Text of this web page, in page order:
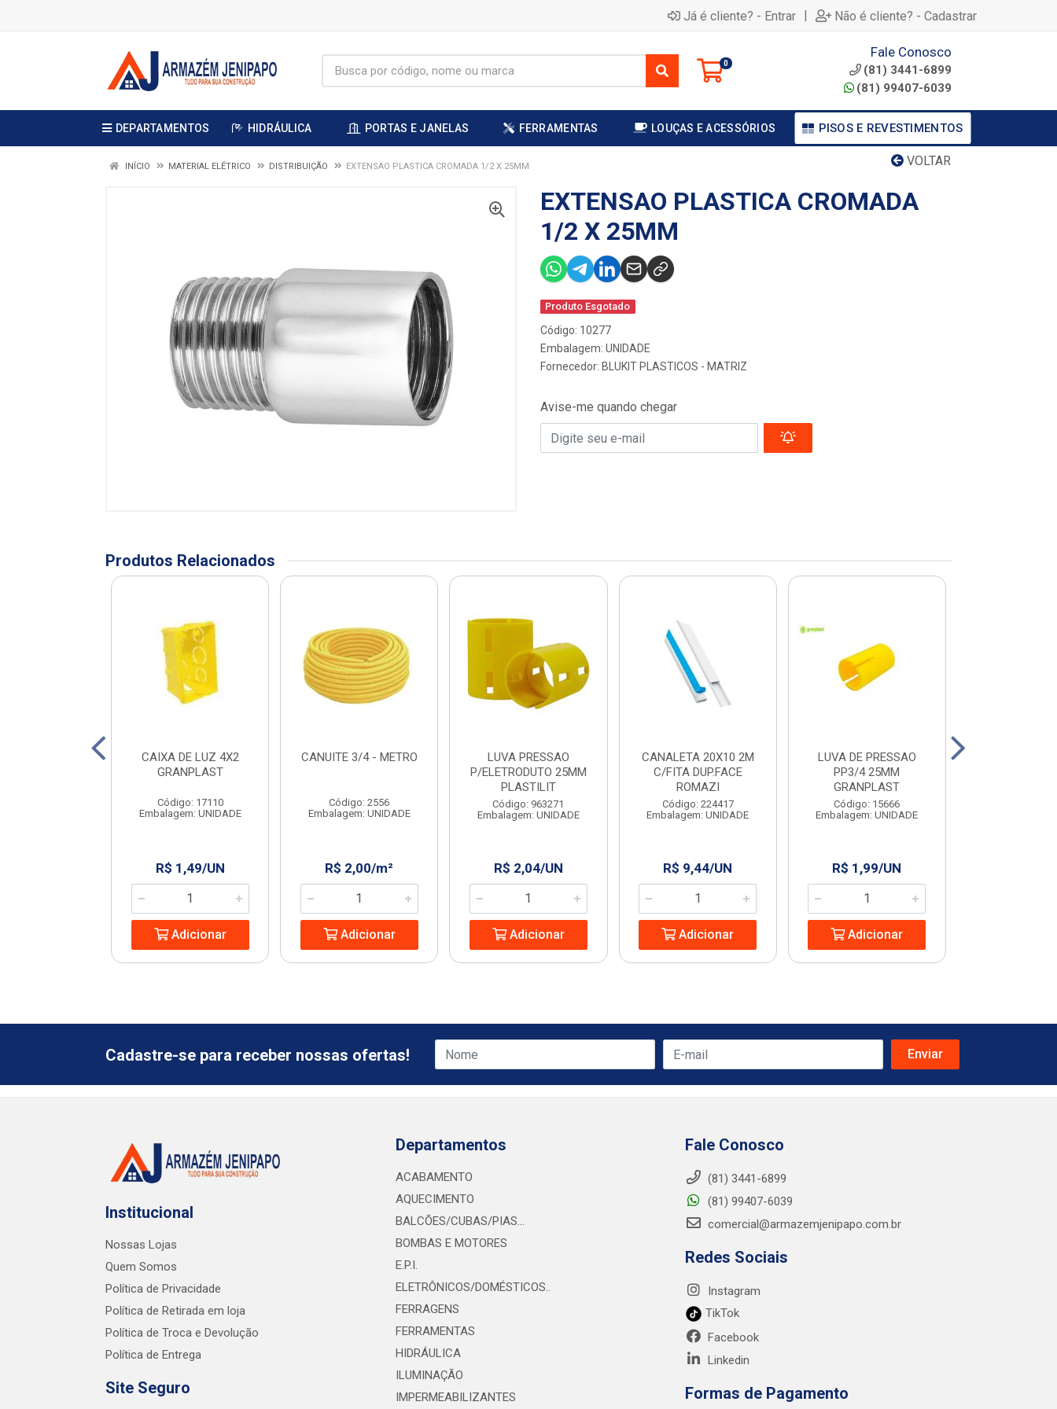
Já é cliente? - Entrar | Não é cliente? - Cadastrar
0
Fale Conosco
(81) 3441-6899
(81) 99407-6039
DEPARTAMENTOS HIDRÁULICA PORTAS E JANELAS FERRAMENTAS LOUÇAS E ACESSÓRIOS PISOS E REVESTIMENTOS
VOLTAR
INÍCIO MATERIAL ELÉTRICO DISTRIBUIÇÃO EXTENSAO PLASTICA CROMADA 1/2 X 25MM
EXTENSAO PLASTICA CROMADA
1/2 X 25MM
Produto Esgotado
Código: 10277
Embalagem: UNIDADE
Fornecedor: BLUKIT PLASTICOS - MATRIZ
Avise-me quando chegar
Produtos Relacionados
CAIXA DE LUZ 4X2
GRANPLAST
Código: 17110
Embalagem: UNIDADE
R$ 1,49/UN
Adicionar
CANUITE 3/4 - METRO
Código: 2556
Embalagem: UNIDADE
R$ 2,00/m²
Adicionar
LUVA PRESSAO
P/ELETRODUTO 25MM
PLASTILIT
Código: 963271
Embalagem: UNIDADE
R$ 2,04/UN
Adicionar
CANALETA 20X10 2M
C/FITA DUP.FACE
ROMAZI
Código: 224417
Embalagem: UNIDADE
R$ 9,44/UN
Adicionar
LUVA DE PRESSAO
PP3/4 25MM
GRANPLAST
Código: 15666
Embalagem: UNIDADE
R$ 1,99/UN
Adicionar
Cadastre-se para receber nossas ofertas!
Institucional
Nossas Lojas
Quem Somos
Política de Privacidade
Política de Retirada em loja
Política de Troca e Devolução
Política de Entrega
Site Seguro
Departamentos
ACABAMENTO
AQUECIMENTO
BALCÕES/CUBAS/PIAS...
BOMBAS E MOTORES
E.P.I.
ELETRÔNICOS/DOMÉSTICOS..
FERRAGENS
FERRAMENTAS
HIDRÁULICA
ILUMINAÇÃO
IMPERMEABILIZANTES
Fale Conosco
(81) 3441-6899
(81) 99407-6039
comercial@armazemjenipapo.com.br
Redes Sociais
Instagram
TikTok
Facebook
Linkedin
Formas de Pagamento